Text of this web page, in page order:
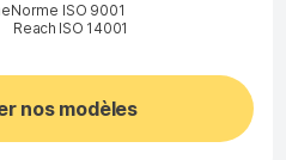
Norme
Reach
ISO 9001
ISO 14001
nos modèles